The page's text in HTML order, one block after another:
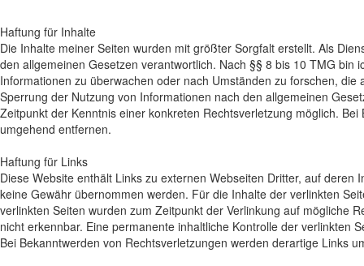
Haftung für Inhalte
Die Inhalte meiner Seiten wurden mit größter Sorgfalt erstellt. Als
den allgemeinen Gesetzen verantwortlich. Nach §§ 8 bis 10 TMG
Informationen zu überwachen oder nach Umständen zu forschen,
Sperrung der Nutzung von Informationen nach den allgemeinen
Zeitpunkt der Kenntnis einer konkreten Rechtsverletzung möglich.
umgehend entfernen.
Haftung für Links
Diese Website enthält Links zu externen Webseiten Dritter, auf
keine Gewähr übernommen werden. Für die Inhalte der verlinkten
verlinkten Seiten wurden zum Zeitpunkt der Verlinkung auf mögliche
nicht erkennbar. Eine permanente inhaltliche Kontrolle der verlinkten
Bei Bekanntwerden von Rechtsverletzungen werden derartige Links